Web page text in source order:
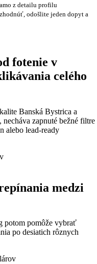
z detailu profilu
odošlite jeden dopyt a
fotenie v
celého
Banská Bystrica a
zapnuté bežné filtre
alebo lead-ready
medzi
potom pomôže vybrať
po desiatich rôznych